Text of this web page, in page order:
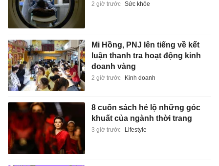
2 giờ trước Sức khỏe
Mi Hồng, PNJ lên tiếng về kết
luận thanh tra hoạt động kinh
doanh vàng
2 giờ trước Kinh doanh
8 cuốn sách hé lộ những góc
khuất của ngành thời trang
3 giờ trước Lifestyle